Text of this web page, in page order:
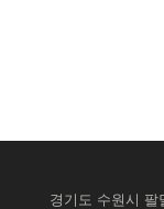
경기도 수원시 팔